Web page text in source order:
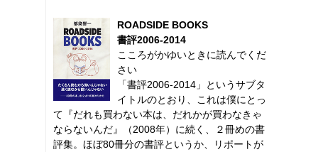
ROADSIDE BOOKS
書評2006-2014
こころがかゆいときに読んでくだ
さい
「書評2006-2014」というサブタ
イトルのとおり、これは僕にとっ
て『だれも買わない本は、だれかが買わなきゃ
ならないんだ』（2008年）に続く、２冊めの書
評集。ほぼ80冊分の書評というか、リポートが